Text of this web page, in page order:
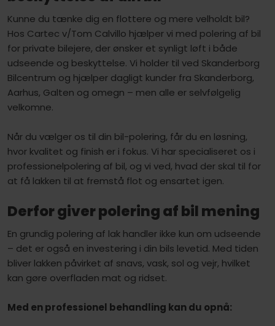
Kunne du tænke dig en flottere og mere velholdt bil?
Hos Cartec v/Tom Calvillo hjælper vi med polering af bil
for private bilejere, der ønsker et synligt løft i både
udseende og beskyttelse. Vi holder til ved Skanderborg
Bilcentrum og hjælper dagligt kunder fra Skanderborg,
Aarhus, Galten og omegn – men alle er selvfølgelig
velkomne.
Når du vælger os til din bil-polering, får du en løsning,
hvor kvalitet og finish er i fokus. Vi har specialiseret os i
professionelpolering af bil, og vi ved, hvad der skal til for
at få lakken til at fremstå flot og ensartet igen.
Derfor giver polering af bil mening
En grundig polering af lak handler ikke kun om udseende
– det er også en investering i din bils levetid. Med tiden
bliver lakken påvirket af snavs, vask, sol og vejr, hvilket
kan gøre overfladen mat og ridset.
Med en professionel behandling kan du opnå: